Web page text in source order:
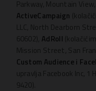
Parkway, Mountain
ActiveCampaign
LLC, North Dearborn
60602), AdRoll
Mission Street, San
Custom Audience i
upravlja Facebook Inc, 1
9420).